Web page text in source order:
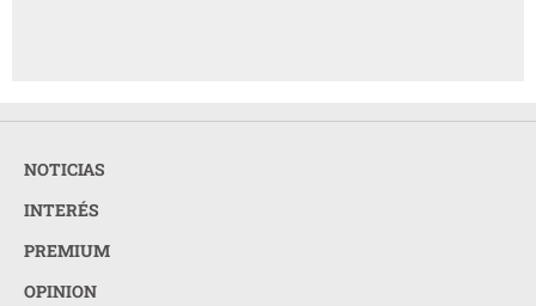
NOTICIAS
INTERÉS
PREMIUM
OPINION